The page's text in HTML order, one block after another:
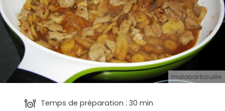
malabarbouille
Temps de préparation : 30 min